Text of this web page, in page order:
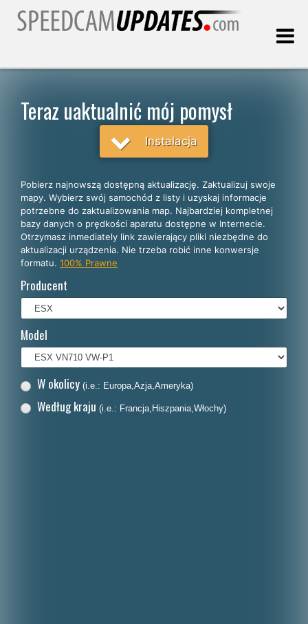
Polski
English
Español
Deutsch
Italiano
Dansk
Teraz uaktualnić mój pomysł
Instalacja
Pobierz najnowszą dostępną aktualizację. Zaktualizuj swoje
mapy. Wybierz swój samochód z listy i uzyskaj informacje
potrzebne do zaktualizowania map. Najbardziej kompletnej
bazy danych o prędkości aparatu dostępne w Internecie.
Otrzymasz inmediately link zawierający pliki niezbędne do
aktualizacji urządzenia. Nie trzeba robić inne konwersje
formatu. 100% Prawne
Producent
Model
W okolicy (i.e.: Europa,Azja,Ameryka)
Według kraju (i.e.: Francja,Hiszpania,Włochy)